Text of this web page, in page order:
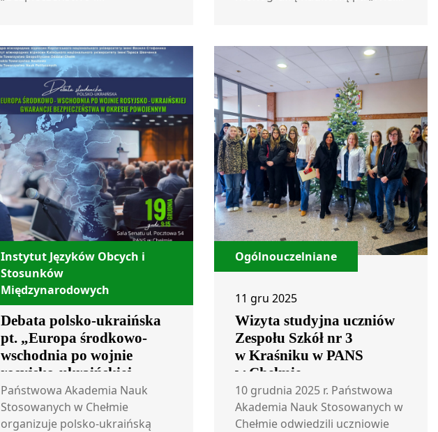
Instytut Języków Obcych i
Stosunków
Międzynarodowych
15 gru 2025
Debata polsko-ukraińska
pt. „Europa środkowo-
wschodnia po wojnie
rosyjsko-ukraińskiej.
Gwarancje bezpieczeństwa
w okresie powojennym”
Państwowa Akademia Nauk
Stosowanych w Chełmie
organizuje polsko-ukraińską
Ogólnouczelniane
11 gru 2025
Wizyta studyjna uczniów
Zespołu Szkół nr 3
w Kraśniku w PANS
w Chełmie
10 grudnia 2025 r. Państwowa
Akademia Nauk Stosowanych w
Chełmie odwiedzili uczniowie